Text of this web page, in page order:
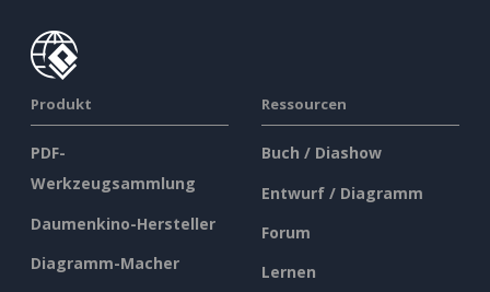
Produkt
PDF-
Werkzeugsammlung
Daumenkino-Hersteller
Diagramm-Macher
Ressourcen
Buch / Diashow
Entwurf / Diagramm
Forum
Lernen